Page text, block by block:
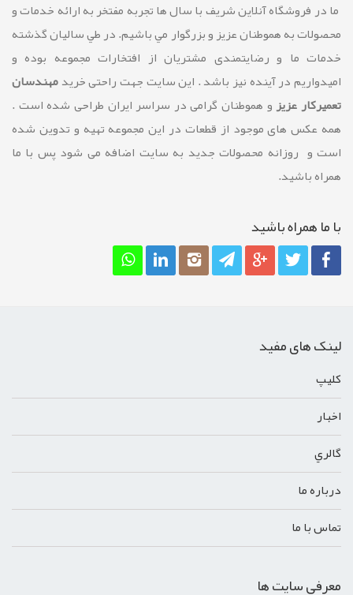
ما در فروشگاه آنلاین شريف با سال ها تجربه مفتخر به ارائه خدمات و
محصولات به هموطنان عزیز و بزرگوار مي باشيم. در طي ساليان گذشته
خدمات ما و رضايتمندی مشتريان از افتخارات مجموعه بوده و
امیدواریم در آینده نیز باشد . این سایت جهت راحتی خریدمهندسان
تعمیرکار عزیزو هموطنان گرامی در سراسر ایران طراحی شده است .
همه عکس های موجود از قطعات در این مجموعه تهیه و تدوین شده
است و روزانه محصولات جدید به سایت اضافه می شود پس با ما
همراه باشید.
با ما همراه باشيد
لینک های مفید
کليپ
اخبار
گالري
درباره ما
تماس با ما
معرفی سایت ها